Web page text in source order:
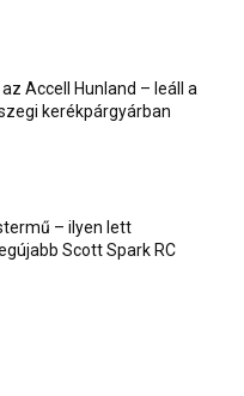
Accell Hunland – leáll a
kerékpárgyárban
– ilyen lett
Scott Spark RC